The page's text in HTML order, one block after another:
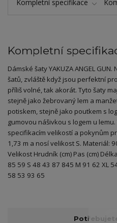
Kompletní specifikace
Kompletní
Dámské šaty YAKUZA ANGEL
šatů, zvláště když jsou perfektní
příliš volné, tak akorát. Tyto šaty
stejně jako žebrovaný lem a
potiskem, stejně jako poutkem s
gumovou nášivkou s logem u
specifikacím velikostí a pokynům
1,73 m a nosí velikost S. Materiál:
Velikost Hrudník (cm) Pas (cm)
85 59 S 48 43 87 845 M 91 62 XL
58 53 93 65